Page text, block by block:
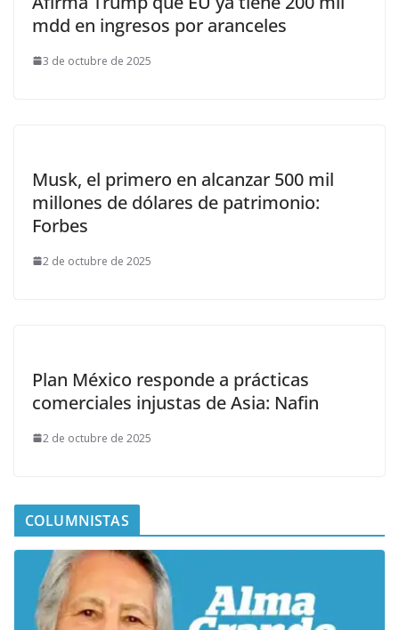
mdd en ingresos por aranceles
3 de octubre de 2025
Musk, el primero en alcanzar 500 mil
millones de dólares de patrimonio:
Forbes
2 de octubre de 2025
Plan México responde a prácticas
comerciales injustas de Asia: Nafin
2 de octubre de 2025
COLUMNISTAS